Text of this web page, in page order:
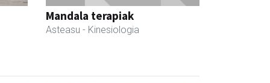
Mandala terapiak
Asteasu - Kinesiologia